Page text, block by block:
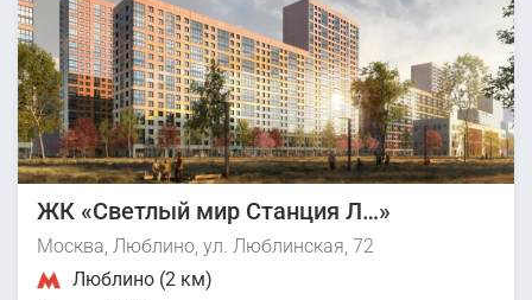
ЖК «Светлый мир Станция Л…»
Москва, Люблино, ул. Люблинская, 72
Люблино (2 км)